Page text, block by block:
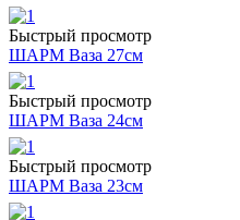
Быстрый просмотр
ШАРМ Ваза 27см
Быстрый просмотр
ШАРМ Ваза 24см
Быстрый просмотр
ШАРМ Ваза 23см